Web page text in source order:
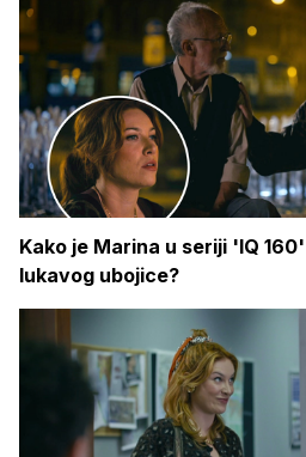
Kako je Marina u seriji 'IQ
lukavog ubojice?